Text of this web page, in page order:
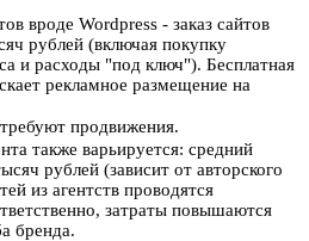
вроде Wordpress - заказ сайтов
рублей (включая покупку
и расходы "под ключ"). Бесплатная
рекламное размещение на
продвижения.
также варьируется: средний
рублей (зависит от авторского
из агентств проводятся
затраты повышаются
бренда.